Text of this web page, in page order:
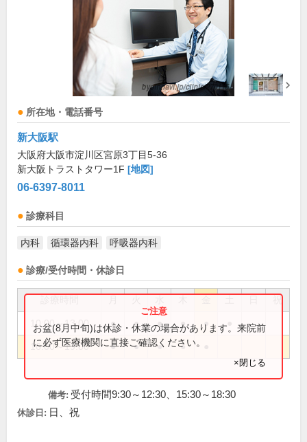
所在地・電話番号
新大阪駅
大阪府大阪市淀川区宮原3丁目5-36
新大阪トラストタワー1F [地図]
06-6397-8011
診療科目
内科 循環器内科 呼吸器内科
診療/受付時間・休診日
祝
10:00～13:00 ● ● ● ● ●
16:00～19:00 ● ● ● ●
お盆(8月中旬)は休診・休業の場合があります。来院前
に必ず医療機関に直接ご確認ください。
×閉じる
備考: 受付時間9:30～12:30、15:30～18:30
休診日: 日、祝